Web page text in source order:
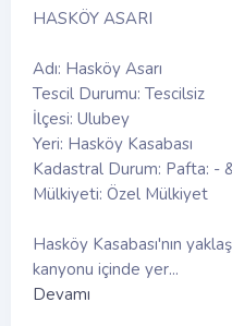
HASKÖY ASARI
Adı: Hasköy Asarı
Tescil Durumu: Tescilsiz
İlçesi: Ulubey
Yeri: Hasköy Kasabası
Kadastral Durum: Pafta: -
Mülkiyeti: Özel Mülkiyet
Hasköy Kasabası'nın
kanyonu içinde yer...
Devamı